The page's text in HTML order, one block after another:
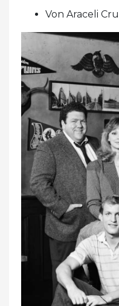
Von Araceli